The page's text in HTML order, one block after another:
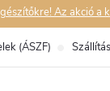
Az akció a
(ÁSZF)